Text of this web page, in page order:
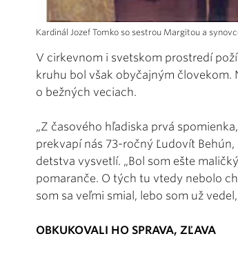
Kardinál Jozef Tomko so sestrou Margitou a
V cirkevnom i svetskom prostredí
kruhu bol však obyčajným človekom.
o bežných veciach.
„Z časového hľadiska prvá
prekvapí nás 73-ročný Ľudovít
detstva vysvetlí. „Bol som ešte
pomaranče. O tých tu vtedy nebolo
som sa veľmi smial, lebo som už
OBKUKOVALI HO SPRAVA, ZĽAVA